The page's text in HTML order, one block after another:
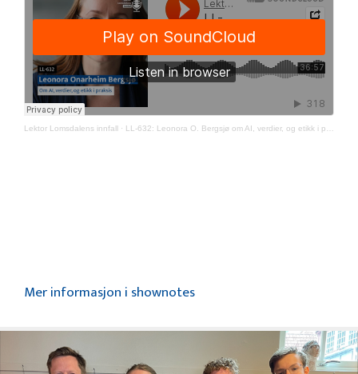
Lektor Lomsdalens innfall · LL-632: Leonora O. Bergsjø om AI, verdier, og etikk i praksis
Mer informasjon i shownotes